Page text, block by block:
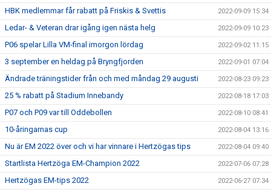
HBK medlemmar får rabatt på Friskis & Svettis 2022-09-09 15:34
Ledar- & Veteran drar igång igen nästa helg 2022-09-09 10:23
P06 spelar Lilla VM-final imorgon lördag 2022-09-02 11:15
3 september en heldag på Bryngfjorden 2022-09-01 07:04
Ändrade träningstider från och med måndag 29 augusti 2022-08-23 09:23
25 % rabatt på Stadium Innebandy 2022-08-18 17:03
P07 och P09 var till Oddebollen 2022-08-10 08:41
10-åringarnas cup 2022-08-04 13:16
Nu är EM 2022 över och vi har vinnare i Hertzögas tips 2022-08-04 09:40
Startlista Hertzöga EM-Champion 2022 2022-07-06 07:28
Hertzögas EM-tips 2022 2022-06-27 07:34